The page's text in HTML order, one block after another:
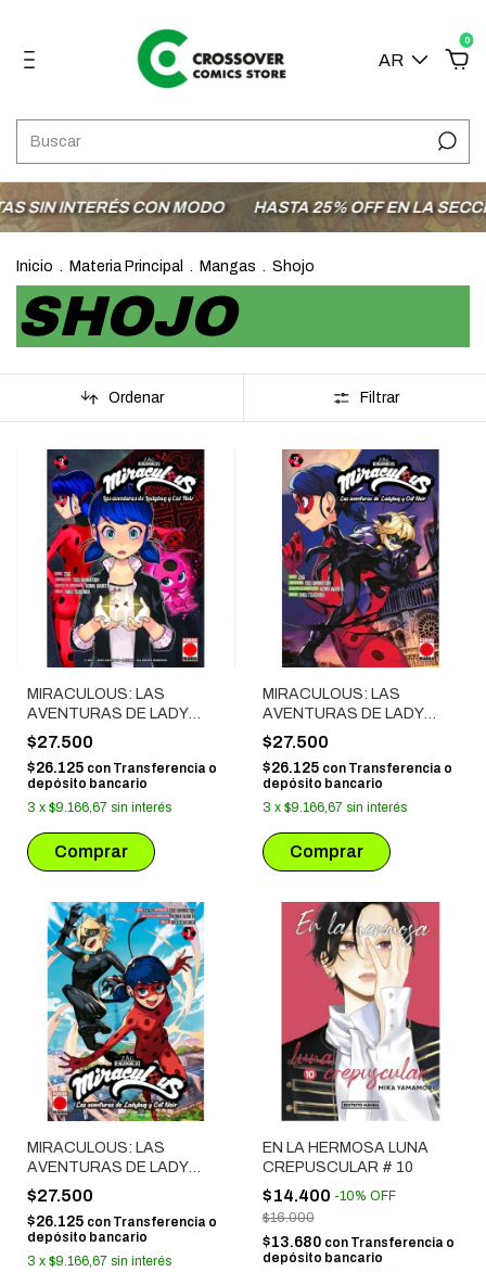
AR
0
CON MODO HASTA 25% OFF EN LA SECCIÓN
Inicio . Materia Principal . Mangas . Shojo
SHOJO
Ordenar Filtrar
MIRACULOUS: LAS
AVENTURAS DE LADY
BUG Y CAT NOIR # 03
$27.500
$26.125 con Transferencia o
depósito bancario
3 x $9.166,67 sin interés
MIRACULOUS: LAS
AVENTURAS DE LADY
BUG Y CAT NOIR # 02
$27.500
$26.125 con Transferencia o
depósito bancario
3 x $9.166,67 sin interés
MIRACULOUS: LAS
AVENTURAS DE LADY
BUG Y CAT NOIR # 01
$27.500
$26.125 con Transferencia o
depósito bancario
3 x $9.166,67 sin interés
EN LA HERMOSA LUNA
CREPUSCULAR # 10
$14.400 -10% OFF
$16.000
$13.680 con Transferencia o
depósito bancario